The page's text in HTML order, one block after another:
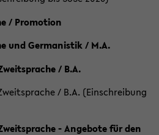
/ Promotion
und Germanistik / M.A.
/ B.A.
/ B.A. (Einschreibung
- Angebote für den